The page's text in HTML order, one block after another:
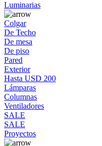
Luminarias
Colgar
De Techo
De mesa
De piso
Pared
Exterior
Hasta USD 200
Lámparas
Columnas
Ventiladores
SALE
SALE
Proyectos